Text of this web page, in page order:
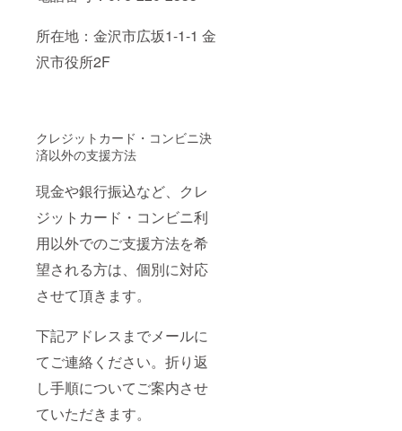
所在地：金沢市広坂1-1-1 金
沢市役所2F
クレジットカード・コンビニ決
済以外の支援方法
現金や銀行振込など、クレ
ジットカード・コンビニ利
用以外でのご支援方法を希
望される方は、個別に対応
させて頂きます。
下記アドレスまでメールに
てご連絡ください。折り返
し手順についてご案内させ
ていただきます。